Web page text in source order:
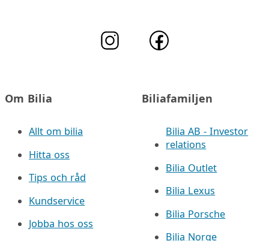
Om Bilia
Allt om bilia
Hitta oss
Tips och råd
Kundservice
Jobba hos oss
Biliafamiljen
Bilia AB - Investor
relations
Bilia Outlet
Bilia Lexus
Bilia Porsche
Bilia Norge